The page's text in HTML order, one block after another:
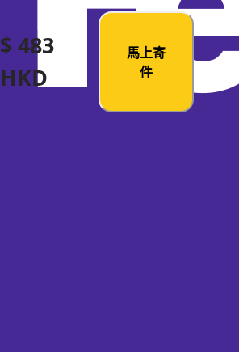
$ 483
HKD
馬上寄
件